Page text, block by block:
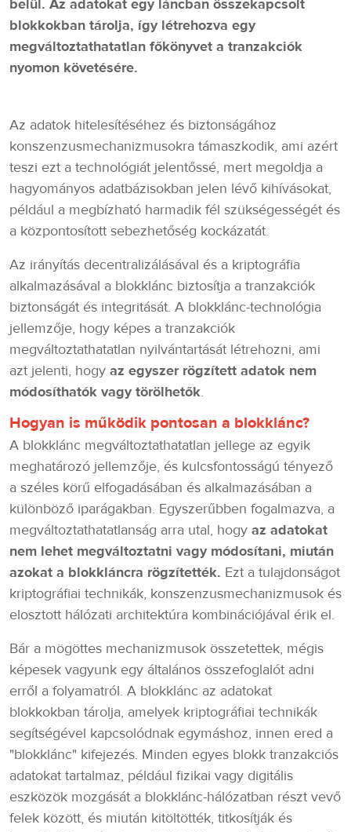
belül. Az adatokat egy láncban összekapcsolt
blokkokban tárolja, így létrehozva egy
megváltoztathatatlan főkönyvet a tranzakciók
nyomon követésére.
Az adatok hitelesítéséhez és biztonságához
konszenzusmechanizmusokra támaszkodik, ami azért
teszi ezt a technológiát jelentőssé, mert megoldja a
hagyományos adatbázisokban jelen lévő kihívásokat,
például a megbízható harmadik fél szükségességét és
a központosított sebezhetőség kockázatát.
Az irányítás decentralizálásával és a kriptográfia
alkalmazásával a blokklánc biztosítja a tranzakciók
biztonságát és integritását. A blokklánc-technológia
jellemzője, hogy képes a tranzakciók
megváltoztathatatlan nyilvántartását létrehozni, ami
azt jelenti, hogy az egyszer rögzített adatok nem
módosíthatók vagy törölhetők.
Hogyan is működik pontosan a blokklánc?
A blokklánc megváltoztathatatlan jellege az egyik
meghatározó jellemzője, és kulcsfontosságú tényező
a széles körű elfogadásában és alkalmazásában a
különböző iparágakban. Egyszerűbben fogalmazva, a
megváltoztathatatlanság arra utal, hogy az adatokat
nem lehet megváltoztatni vagy módosítani, miután
azokat a blokkláncra rögzítették. Ezt a tulajdonságot
kriptográfiai technikák, konszenzusmechanizmusok és
elosztott hálózati architektúra kombinációjával érik el.
Bár a mögöttes mechanizmusok összetettek, mégis
képesek vagyunk egy általános összefoglalót adni
erről a folyamatról. A blokklánc az adatokat
blokkokban tárolja, amelyek kriptográfiai technikák
segítségével kapcsolódnak egymáshoz, innen ered a
"blokklánc" kifejezés. Minden egyes blokk tranzakciós
adatokat tartalmaz, például fizikai vagy digitális
eszközök mozgását a blokklánc-hálózatban részt vevő
felek között, és miután kitöltötték, titkosítják és